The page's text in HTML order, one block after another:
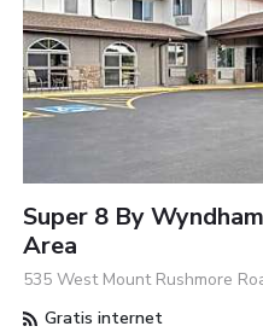
Super 8 By
Area
535 West Mount Rushmore
Gratis internet